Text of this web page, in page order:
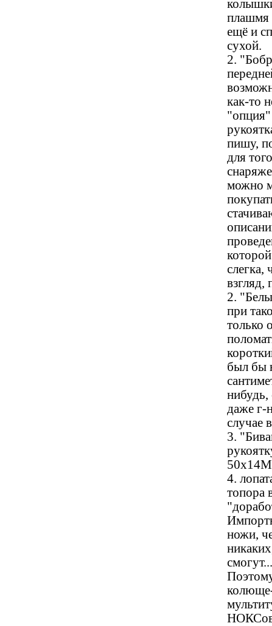
плашмя
ещё и
сухой.
2.
как-то
"опция"
пишу,
для
можно
слегка,
взгляд,
2.
при
только
был бы
нибудь,
даже г-
случае
3.
4.
топора
ножи,
смогут...